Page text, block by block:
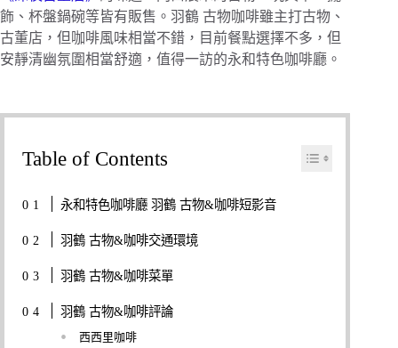
飾、杯盤鍋碗等皆有販售。羽鶴 古物咖啡雖主打古物、
古董店，但咖啡風味相當不錯，目前餐點選擇不多，但
安靜清幽氛圍相當舒適，值得一訪的永和特色咖啡廳。
Table of Contents
永和特色咖啡廳 羽鶴 古物&咖啡短影音
羽鶴 古物&咖啡交通環境
羽鶴 古物&咖啡菜單
羽鶴 古物&咖啡評論
西西里咖啡